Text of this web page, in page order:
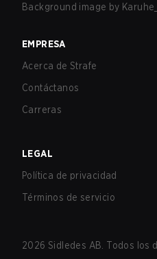
Background image by
EMPRESA
Acerca de Strafe
Contáctanos
Carreras
LEGAL
Política de privacidad
Términos de servicio
2026 Sidledes AB. Todos los